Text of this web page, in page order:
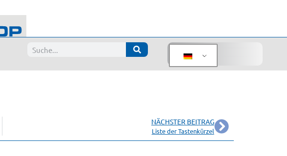
NÄCHSTER BEITRAG
Liste der Tastenkürzel